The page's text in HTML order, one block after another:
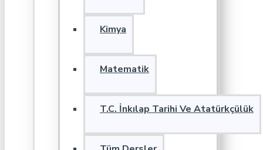
Kimya
Matematik
T.C. İnkılap Tarihi Ve Atatürkçülük